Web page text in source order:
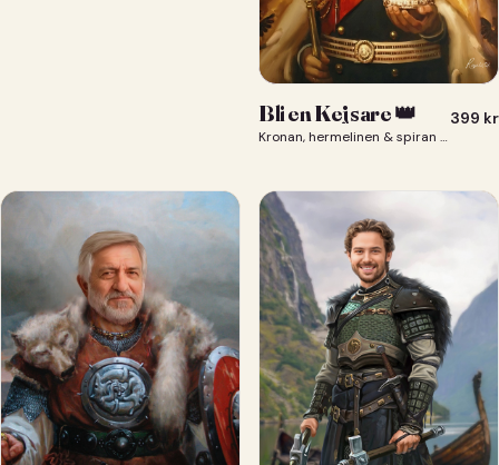
Bli en Kejsare 👑
Kronan, hermelinen & spiran — du som kejsare 👑
399 kr